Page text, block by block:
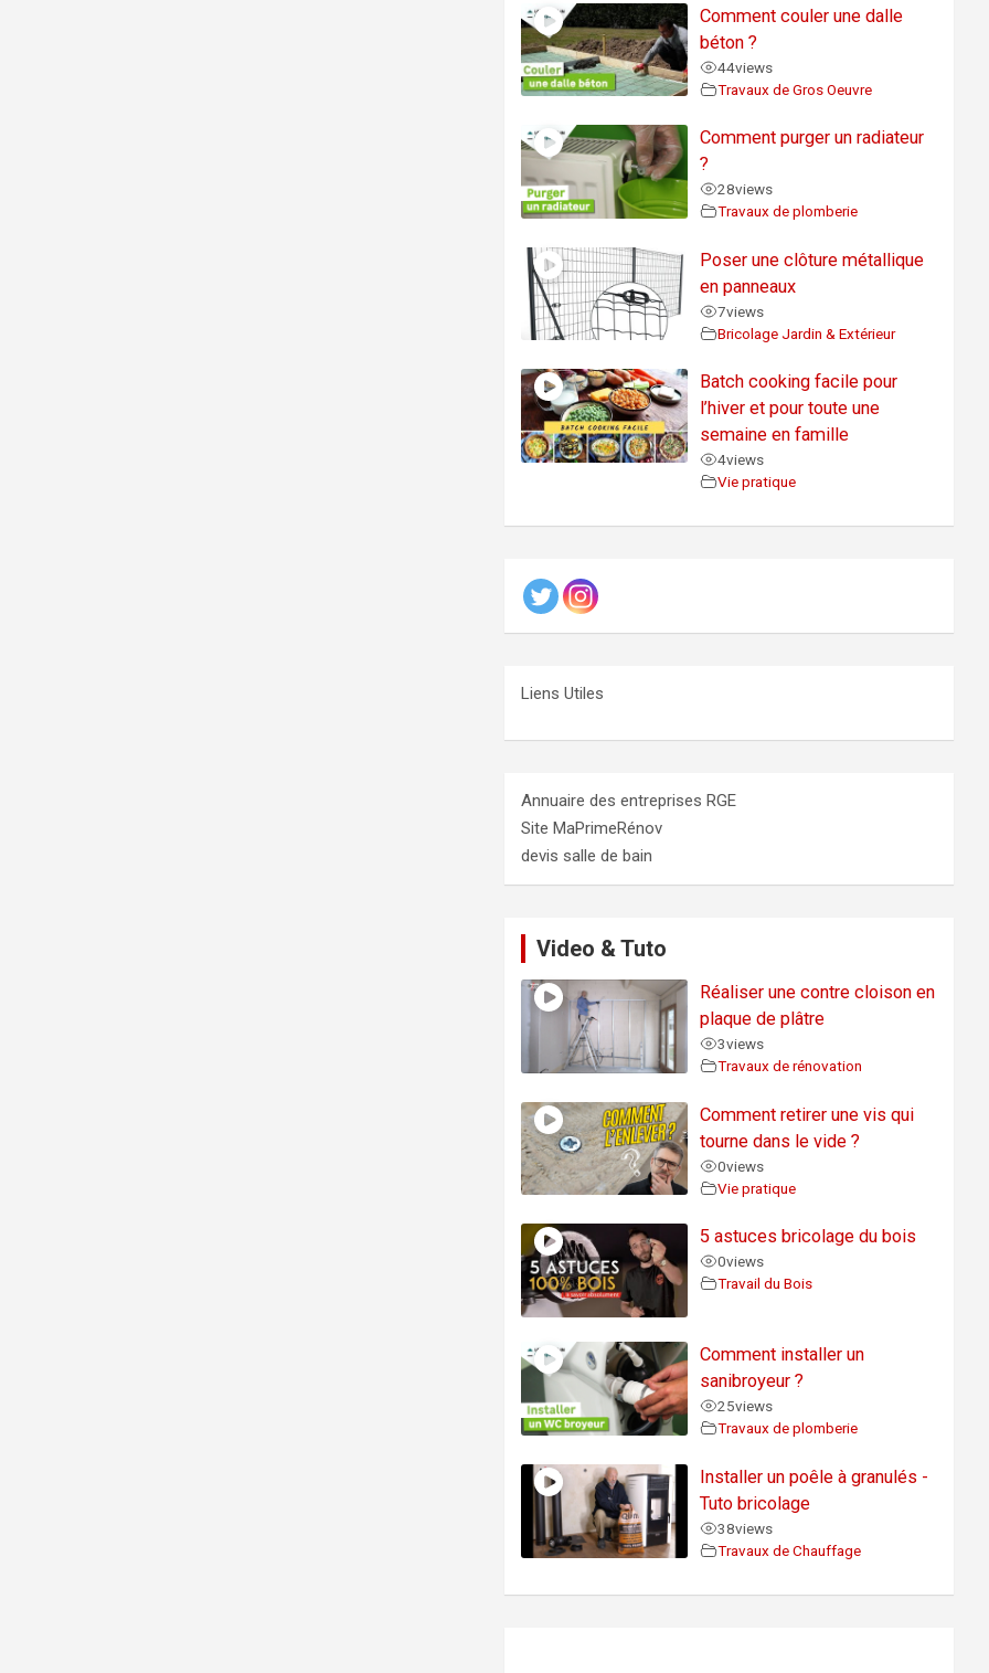
Comment couler une dalle
béton ?
44views
Travaux de Gros Oeuvre
Comment purger un radiateur
?
28views
Travaux de plomberie
Poser une clôture métallique
en panneaux
7views
Bricolage Jardin & Extérieur
Batch cooking facile pour
l’hiver et pour toute une
semaine en famille
4views
Vie pratique
Liens Utiles
Annuaire des entreprises RGE
Site MaPrimeRénov
devis salle de bain
Video & Tuto
Réaliser une contre cloison en
plaque de plâtre
3views
Travaux de rénovation
Comment retirer une vis qui
tourne dans le vide ?
0views
Vie pratique
5 astuces bricolage du bois
0views
Travail du Bois
Comment installer un
sanibroyeur ?
25views
Travaux de plomberie
Installer un poêle à granulés -
Tuto bricolage
38views
Travaux de Chauffage